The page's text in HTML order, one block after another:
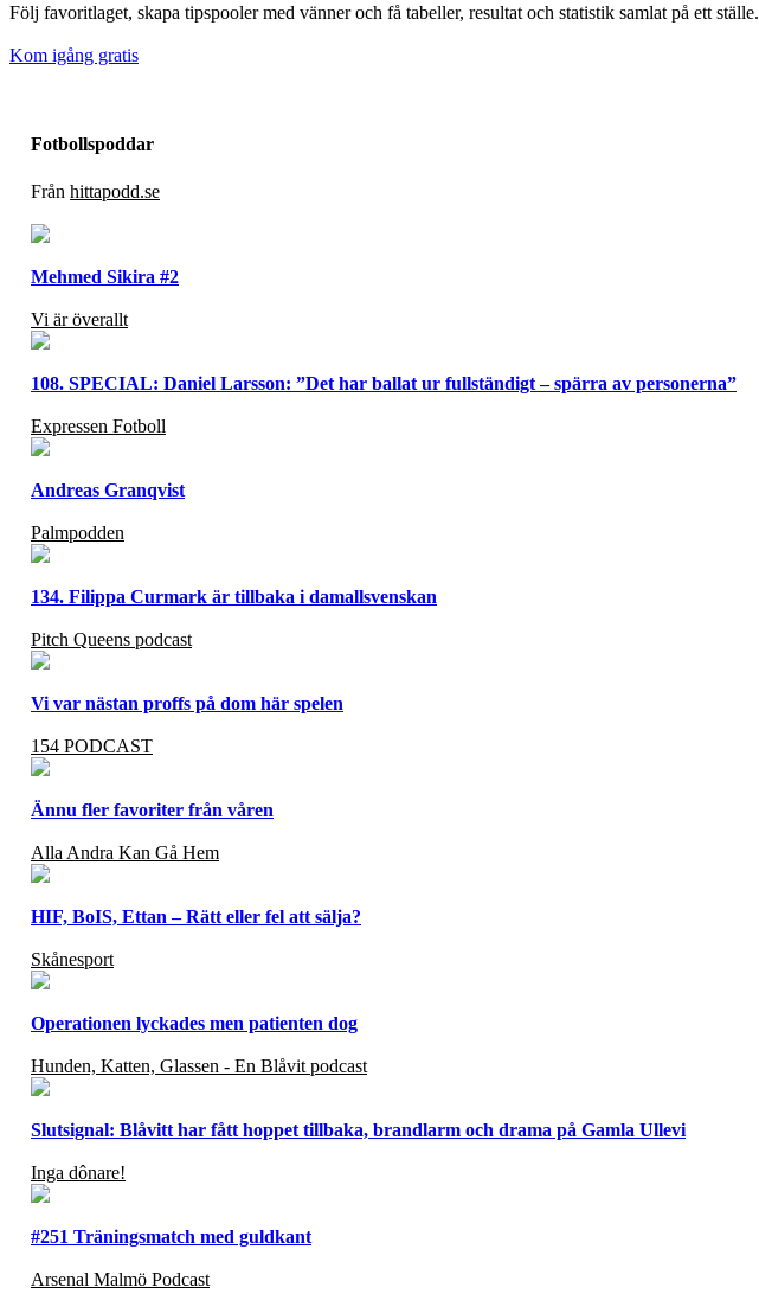
Följ favoritlaget, skapa tipspooler med vänner och få tabeller, resultat och statistik samlat på ett ställe.
Kom igång gratis
Fotbollspoddar
Från hittapodd.se
Mehmed Sikira #2
Vi är överallt
108. SPECIAL: Daniel Larsson: ”Det har ballat ur fullständigt – spärra av personerna”
Expressen Fotboll
Andreas Granqvist
Palmpodden
134. Filippa Curmark är tillbaka i damallsvenskan
Pitch Queens podcast
Vi var nästan proffs på dom här spelen
154 PODCAST
Ännu fler favoriter från våren
Alla Andra Kan Gå Hem
HIF, BoIS, Ettan – Rätt eller fel att sälja?
Skånesport
Operationen lyckades men patienten dog
Hunden, Katten, Glassen - En Blåvit podcast
Slutsignal: Blåvitt har fått hoppet tillbaka, brandlarm och drama på Gamla Ullevi
Inga dônare!
#251 Träningsmatch med guldkant
Arsenal Malmö Podcast